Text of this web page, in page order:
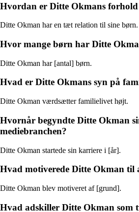
Hvordan er Ditte Okmans
Ditte Okman har en tæt relation til sine børn.
Hvor mange børn har Ditte
Ditte Okman har [antal] børn.
Hvad er Ditte Okmans syn på
Ditte Okman værdsætter familielivet højt.
Hvornår begyndte Ditte Okman
mediebranchen?
Ditte Okman startede sin karriere i [år].
Hvad motiverede Ditte Okman til
Ditte Okman blev motiveret af [grund].
Hvad adskiller Ditte Okman som